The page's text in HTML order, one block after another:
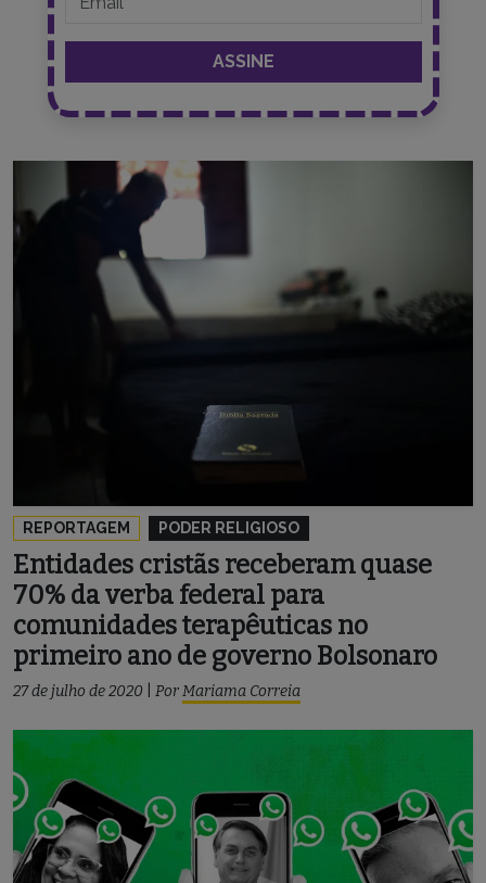
REPORTAGEM PODER RELIGIOSO
Entidades cristãs receberam quase
70% da verba federal para
comunidades terapêuticas no
primeiro ano de governo Bolsonaro
27 de julho de 2020 PorMariama Correia